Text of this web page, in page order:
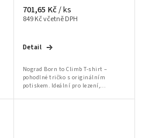
849 Kč včetně DPH
701,65 Kč/ ks
Detail
Nograd Born to Climb T-shirt –
pohodlné tričko s originálním
potiskem. Ideální pro lezení,